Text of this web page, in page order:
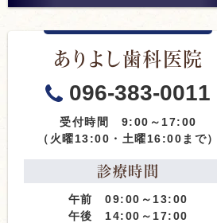
ありよし歯科医院
096-383-0011
受付時間 9:00～17:00
（火曜13:00・土曜16:00まで）
診療時間
午前 09:00～13:00
午後 14:00～17:00